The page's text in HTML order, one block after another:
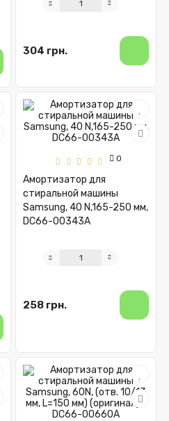
304 грн.
0
Амортизатор для
стиральной машины
Samsung, 40 N,165-250 мм,
DC66-00343A
258 грн.